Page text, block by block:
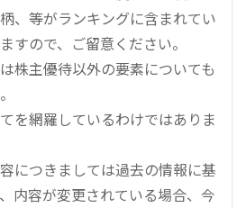
、等がランキングに含まれてい
すので、ご留意ください。
株主優待以外の要素についても
を網羅しているわけではありま
につきましては過去の情報に基
内容が変更されている場合、今